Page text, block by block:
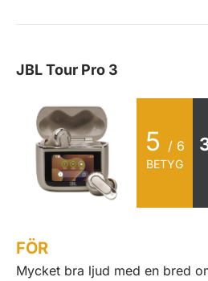
JBL Tour Pro 3
5 / 6
BETYG
FÖR
Mycket bra ljud med en bred